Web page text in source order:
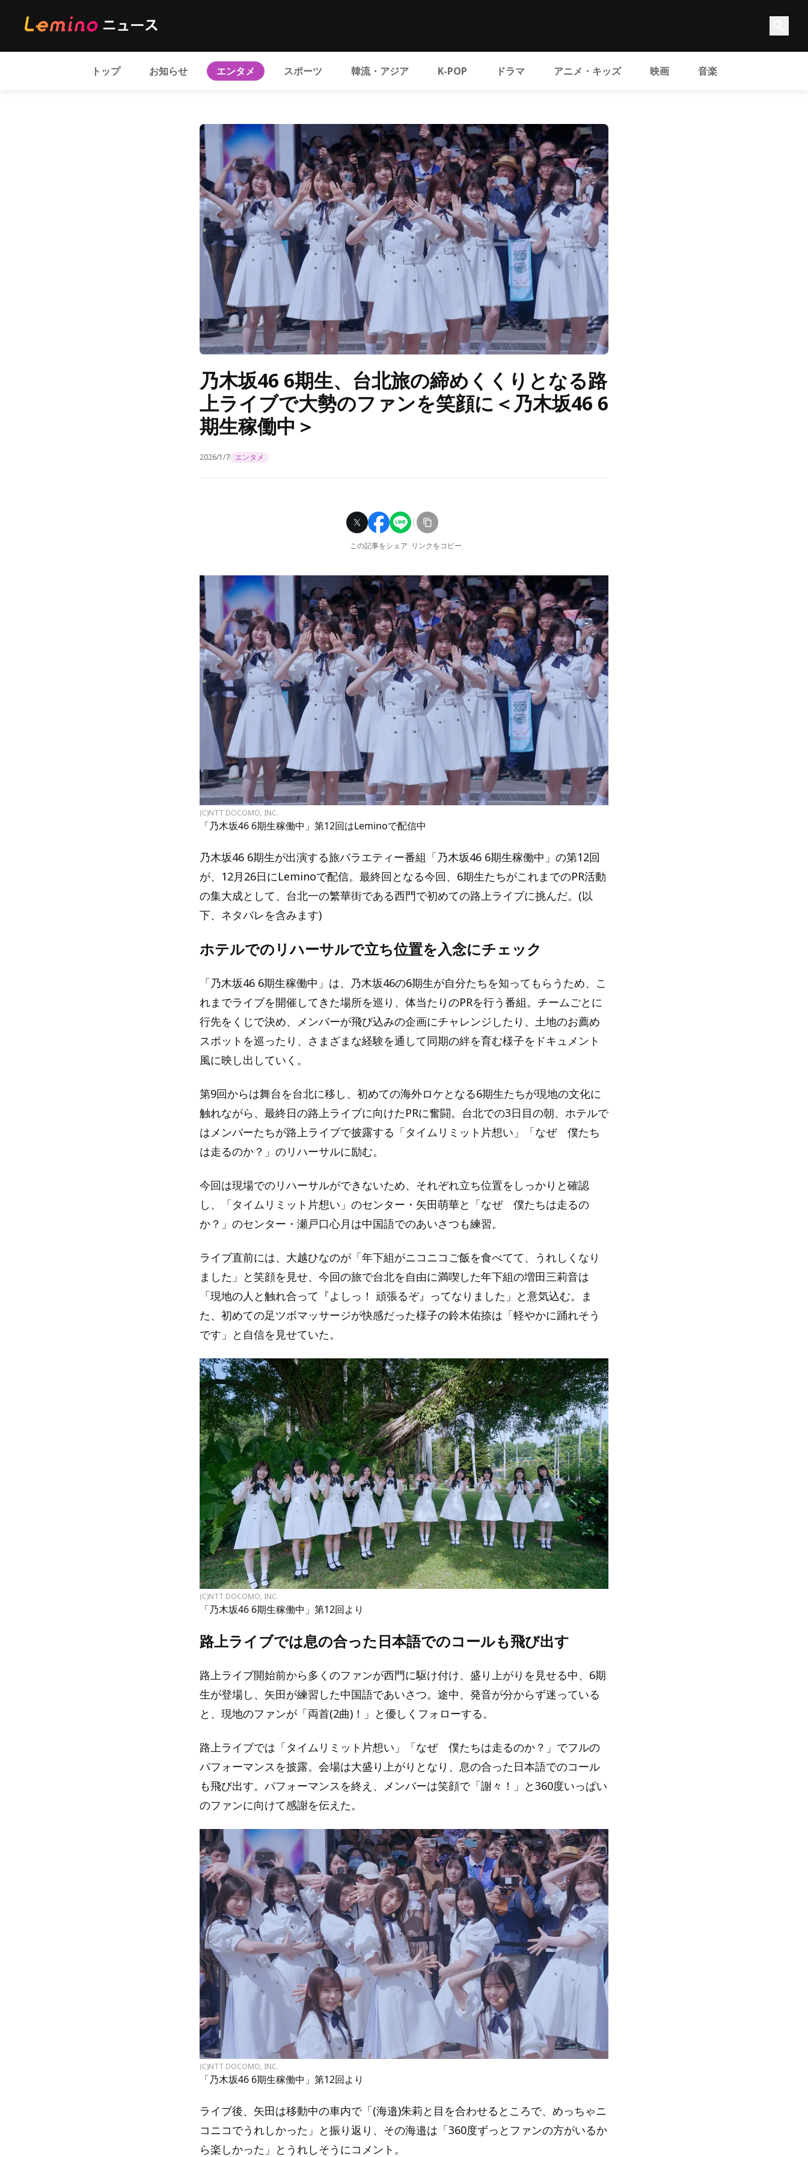
トップ お知らせ エンタメ スポーツ 韓流・アジア K-POP ドラマ アニメ・キッズ 映画 音楽
乃木坂46 6期生、台北旅の締めくくりとなる路
上ライブで大勢のファンを笑顔に＜乃木坂46 6
期生稼働中＞
2026/1/7 エンタメ
この記事をシェア リンクをコピー
(C)NTT DOCOMO, INC.
「乃木坂46 6期生稼働中」第12回はLeminoで配信中
乃木坂46 6期生が出演する旅バラエティー番組「乃木坂46 6期生稼働中」の第12回
が、12月26日にLeminoで配信。最終回となる今回、6期生たちがこれまでのPR活動
の集大成として、台北一の繁華街である西門で初めての路上ライブに挑んだ。(以
下、ネタバレを含みます)
ホテルでのリハーサルで立ち位置を入念にチェック
「乃木坂46 6期生稼働中」は、乃木坂46の6期生が自分たちを知ってもらうため、こ
れまでライブを開催してきた場所を巡り、体当たりのPRを行う番組。チームごとに
行先をくじで決め、メンバーが飛び込みの企画にチャレンジしたり、土地のお薦め
スポットを巡ったり、さまざまな経験を通して同期の絆を育む様子をドキュメント
風に映し出していく。
第9回からは舞台を台北に移し、初めての海外ロケとなる6期生たちが現地の文化に
触れながら、最終日の路上ライブに向けたPRに奮闘。台北での3日目の朝、ホテルで
はメンバーたちが路上ライブで披露する「タイムリミット片想い」「なぜ 僕たち
は走るのか？」のリハーサルに励む。
今回は現場でのリハーサルができないため、それぞれ立ち位置をしっかりと確認
し、「タイムリミット片想い」のセンター・矢田萌華と「なぜ 僕たちは走るの
か？」のセンター・瀬戸口心月は中国語でのあいさつも練習。
ライブ直前には、大越ひなのが「年下組がニコニコご飯を食べてて、うれしくなり
ました」と笑顔を見せ、今回の旅で台北を自由に満喫した年下組の増田三莉音は
「現地の人と触れ合って『よしっ！ 頑張るぞ』ってなりました」と意気込む。ま
た、初めての足ツボマッサージが快感だった様子の鈴木佑捺は「軽やかに踊れそう
です」と自信を見せていた。
(C)NTT DOCOMO, INC.
「乃木坂46 6期生稼働中」第12回より
路上ライブでは息の合った日本語でのコールも飛び出す
路上ライブ開始前から多くのファンが西門に駆け付け、盛り上がりを見せる中、6期
生が登場し、矢田が練習した中国語であいさつ。途中、発音が分からず迷っている
と、現地のファンが「両首(2曲)！」と優しくフォローする。
路上ライブでは「タイムリミット片想い」「なぜ 僕たちは走るのか？」でフルの
パフォーマンスを披露。会場は大盛り上がりとなり、息の合った日本語でのコール
も飛び出す。パフォーマンスを終え、メンバーは笑顔で「謝々！」と360度いっぱい
のファンに向けて感謝を伝えた。
(C)NTT DOCOMO, INC.
「乃木坂46 6期生稼働中」第12回より
ライブ後、矢田は移動中の車内で「(海邉)朱莉と目を合わせるところで、めっちゃニ
コニコでうれしかった」と振り返り、その海邉は「360度ずっとファンの方がいるか
ら楽しかった」とうれしそうにコメント。